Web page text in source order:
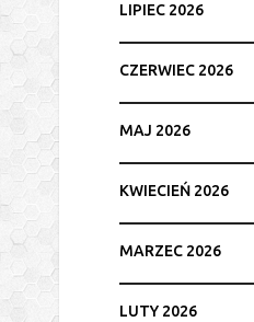
LIPIEC 2026
CZERWIEC 2026
MAJ 2026
KWIECIEŃ 2026
MARZEC 2026
LUTY 2026